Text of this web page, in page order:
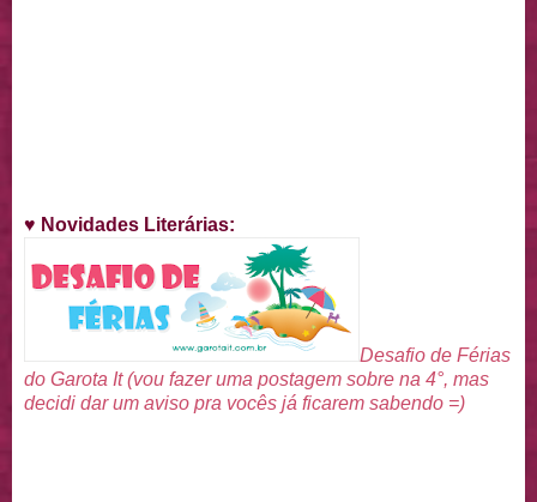
♥ Novidades Literárias:
Desafio de Férias
do Garota It (vou fazer uma postagem sobre na 4°, mas
decidi dar um aviso pra vocês já ficarem sabendo =)